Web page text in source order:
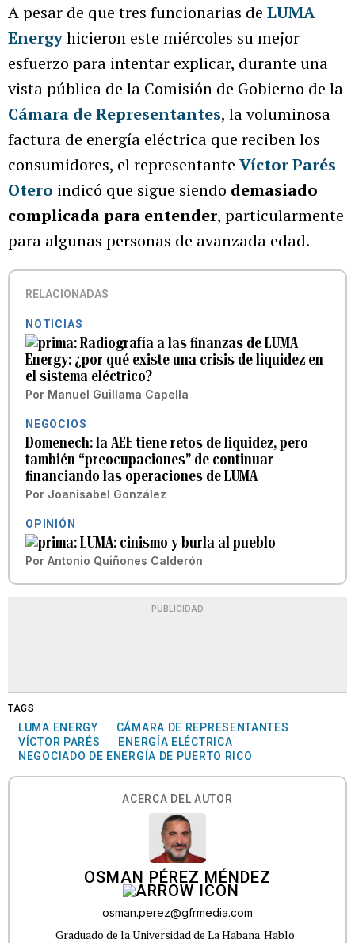
A pesar de que tres funcionarias de LUMA
Energyhicieron este miércoles su mejor
esfuerzo para intentar explicar, durante una
vista pública de la Comisión de Gobierno de la
Cámara de Representantes, la voluminosa
factura de energía eléctrica que reciben los
consumidores, el representante Víctor Parés
Otero indicó que sigue siendo demasiado
complicada para entender, particularmente
para algunas personas de avanzada edad.
RELACIONADAS
NOTICIAS
Radiografía a las finanzas de LUMA
Energy: ¿por qué existe una crisis de liquidez en
el sistema eléctrico?
Por Manuel Guillama Capella
NEGOCIOS
Domenech: la AEE tiene retos de liquidez, pero
también “preocupaciones” de continuar
financiando las operaciones de LUMA
Por Joanisabel González
OPINIÓN
LUMA: cinismo y burla al pueblo
Por Antonio Quiñones Calderón
PUBLICIDAD
TAGS
LUMA ENERGY
CÁMARA DE REPRESENTANTES
VÍCTOR PARÉS
ENERGÍA ELÉCTRICA
NEGOCIADO DE ENERGÍA DE PUERTO RICO
ACERCA DEL AUTOR
OSMAN PÉREZ MÉNDEZ
osman.perez@gfrmedia.com
Graduado de la Universidad de La Habana. Hablo